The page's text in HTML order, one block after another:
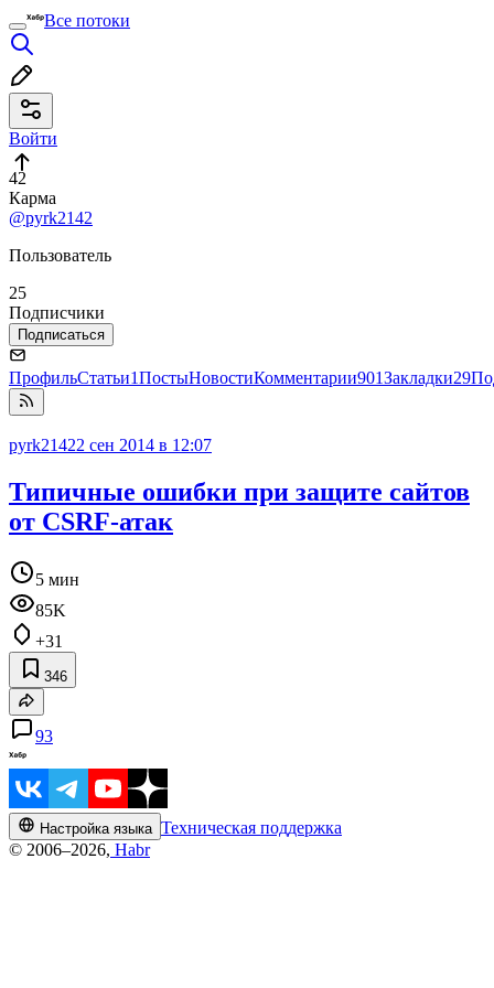
Все потоки
Войти
42
Карма
@pyrk2142
Пользователь
25
Подписчики
Подписаться
ПрофильСтатьи1ПостыНовостиКомментарии901Закладки29
pyrk21422 сен 2014 в 12:07
Типичные ошибки при защите сайтов
от CSRF-атак
5 мин
85K
+31
346
93
Настройка языка Техническая поддержка
© 2006–2026, Habr